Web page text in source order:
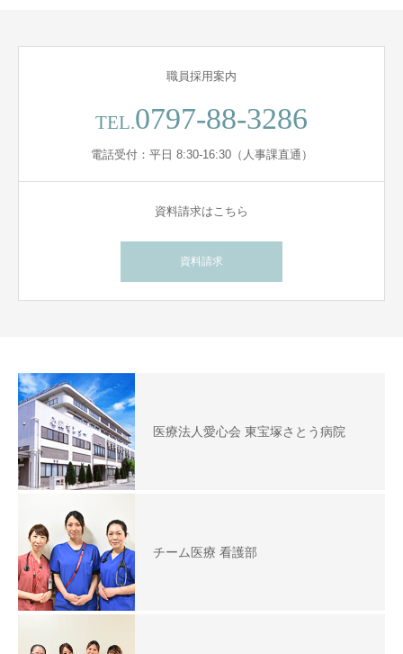
職員採用案内
TEL.0797-88-3286
電話受付：平日 8:30-16:30（人事課直通）
資料請求はこちら
資料請求
医療法人愛心会 東宝塚さとう病院
チーム医療 看護部